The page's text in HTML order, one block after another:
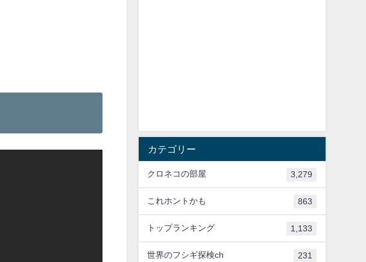
カテゴリー
クロネコの部屋 3,279
これホントかも 863
トップランキング 1,133
世界のフシギ探検ch 231